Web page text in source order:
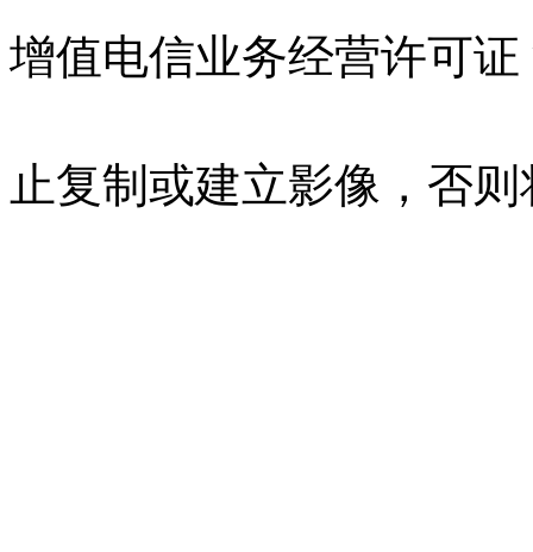
增值电信业务经营许可证
止复制或建立影像，否